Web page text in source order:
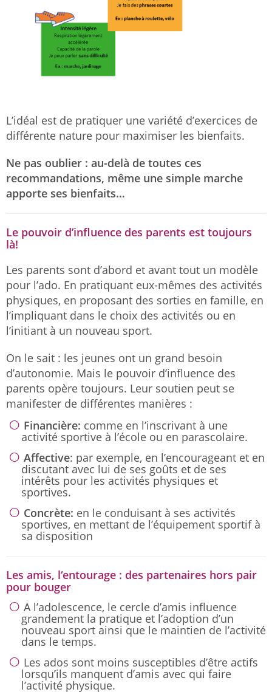
L’idéal est de pratiquer une variété d’exercices de
différente nature pour maximiser les bienfaits.
Ne pas oublier : au-delà de toutes ces
recommandations, même une simple marche
apporte ses bienfaits…
Le pouvoir d’influence des parents est toujours
là!
Les parents sont d’abord et avant tout un modèle
pour l’ado. En pratiquant eux-mêmes des activités
physiques, en proposant des sorties en famille, en
l’impliquant dans le choix des activités ou en
l’initiant à un nouveau sport.
On le sait : les jeunes ont un grand besoin
d’autonomie. Mais le pouvoir d’influence des
parents opère toujours. Leur soutien peut se
manifester de différentes manières :
Financière: comme en l’inscrivant à une
activité sportive à l’école ou en parascolaire.
Affective: par exemple, en l’encourageant et en
discutant avec lui de ses goûts et de ses
intérêts pour les activités physiques et
sportives.
Concrète: en le conduisant à ses activités
sportives, en mettant de l’équipement sportif à
sa disposition
Les amis, l‘entourage : des partenaires hors pair
pour bouger
A l’adolescence, le cercle d’amis influence
grandement la pratique et l’adoption d’un
nouveau sport ainsi que le maintien de l’activité
dans le temps.
Les ados sont moins susceptibles d’être actifs
lorsqu’ils manquent d’amis avec qui faire
l’activité physique.